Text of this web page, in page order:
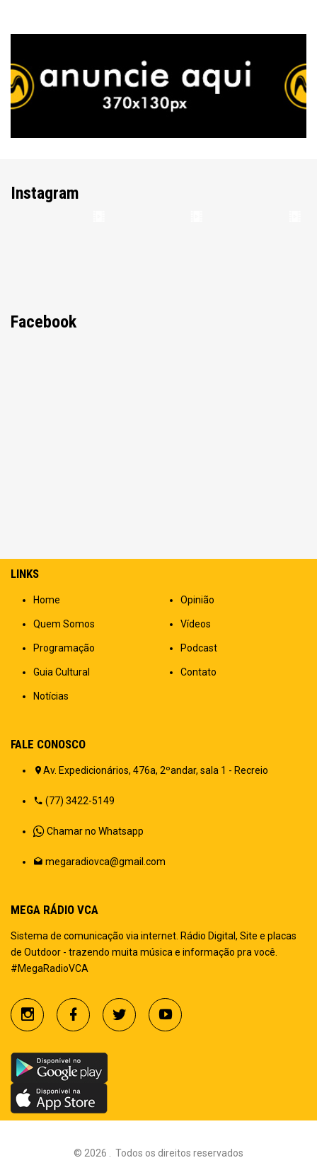
Instagram
Facebook
LINKS
Home
Quem Somos
Programação
Guia Cultural
Notícias
Opinião
Vídeos
Podcast
Contato
FALE CONOSCO
Av. Expedicionários, 476a, 2ºandar, sala 1 - Recreio
(77) 3422-5149
Chamar no Whatsapp
megaradiovca@gmail.com
MEGA RÁDIO VCA
Sistema de comunicação via internet. Rádio Digital, Site e placas
de Outdoor - trazendo muita música e informação pra você.
#MegaRadioVCA
© 2026 Todos os direitos reservados